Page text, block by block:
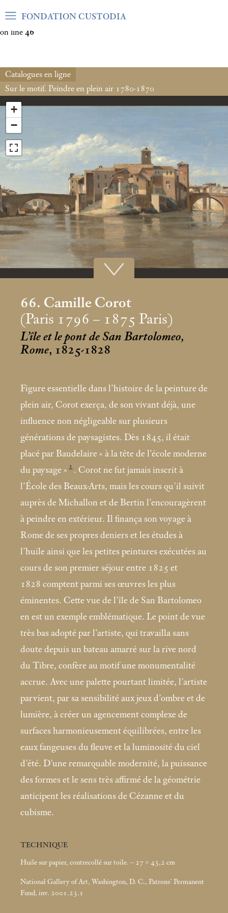
Warning: Undefined array key "var_mode" in
on line 46
FONDATION CUSTODIA
Catalogues en ligne
Sur le motif. Peindre en plein air 1780-1870
+
−
66. Camille Corot
(Paris 1796 – 1875 Paris)
L’île et le pont de San Bartolomeo,
Rome, 1825-1828
Figure essentielle dans l’histoire de la peinture de
plein air, Corot exerça, de son vivant déjà, une
influence non négligeable sur plusieurs
générations de paysagistes. Dès 1845, il était
placé par Baudelaire « à la tête de l’école moderne
du paysage » 1 . Corot ne fut jamais inscrit à
l’École des Beaux-Arts, mais les cours qu’il suivit
auprès de Michallon et de Bertin l’encouragèrent
à peindre en extérieur. Il finança son voyage à
Rome de ses propres deniers et les études à
l’huile ainsi que les petites peintures exécutées au
cours de son premier séjour entre 1825 et
1828 comptent parmi ses œuvres les plus
éminentes. Cette vue de l’île de San Bartolomeo
en est un exemple emblématique. Le point de vue
très bas adopté par l’artiste, qui travailla sans
doute depuis un bateau amarré sur la rive nord
du Tibre, confère au motif une monumentalité
accrue. Avec une palette pourtant limitée, l’artiste
parvient, par sa sensibilité aux jeux d’ombre et de
lumière, à créer un agencement complexe de
surfaces harmonieusement équilibrées, entre les
eaux fangeuses du fleuve et la luminosité du ciel
d’été. D’une remarquable modernité, la puissance
des formes et le sens très affirmé de la géométrie
anticipent les réalisations de Cézanne et du
cubisme.
TECHNIQUE
Huile sur papier, contrecollé sur toile. – 27 × 43,2 cm
National Gallery of Art, Washington, D. C., Patrons’ Permanent
Fund, inv. 2001.23.1